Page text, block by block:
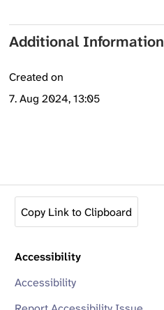
Additional Information
Created on
7. Aug 2024, 13:05
Copy Link to Clipboard
Accessibility
Accessibility